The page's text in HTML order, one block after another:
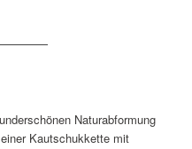
Naturabformung
Kautschukkette mit